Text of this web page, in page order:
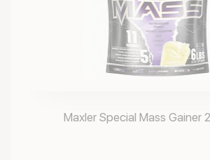
Maxler Special Mass Gainer